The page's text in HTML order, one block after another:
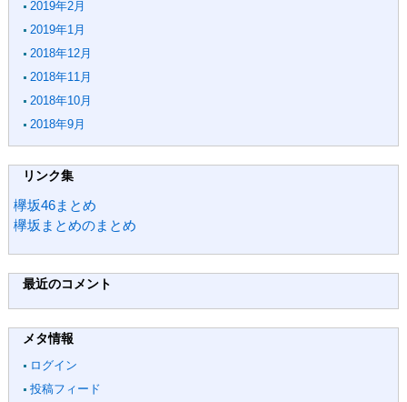
2019年2月
2019年1月
2018年12月
2018年11月
2018年10月
2018年9月
リンク集
欅坂46まとめ
欅坂まとめのまとめ
最近のコメント
メタ情報
ログイン
投稿フィード